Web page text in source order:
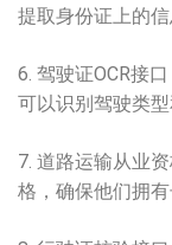
提取身份证上的信
6. 驾驶证OCR接
可以识别驾驶类型
7. 道路运输从业
格，确保他们拥